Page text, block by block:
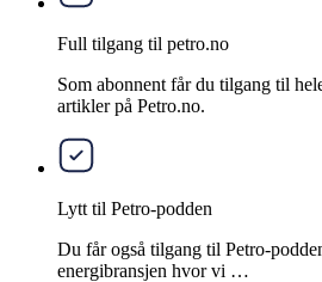
Full tilgang til petro.no
Som abonnent får du tilgang til
artikler på Petro.no.
Lytt til Petro-podden
Du får også tilgang til Petro-
energibransjen hvor vi …